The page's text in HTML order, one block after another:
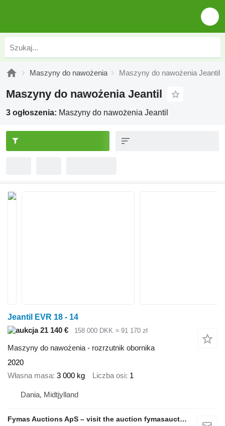
Maszyny do nawożenia Maszyny do nawożenia Jeantil
Maszyny do nawożenia Jeantil
3 ogłoszenia: Maszyny do nawożenia Jeantil
Jeantil EVR 18 - 14
21 140 €
158 000 DKK ≈ 91 170 zł
Maszyny do nawożenia - rozrzutnik obornika
2020
Własna masa 3 000 kg Liczba osi 1
Dania, Midtjylland
Fymas Auctions ApS – visit the auction fymasauctions.dk